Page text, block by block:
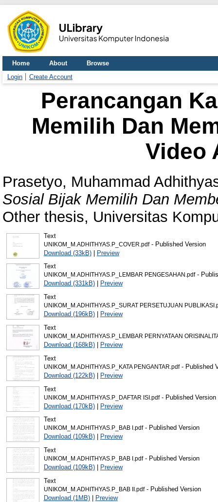
Home About
Browse
Login
Create Account
Perancangan
Memilih Dan
Video
Prasetyo, Muhammad
Sosial Bijak Memilih Dan
Other thesis, Universitas
Text
UNIKOM_M.ADHITHYAS.P_COVER.pdf- Published Version
Download (33kB)| Preview
Text
UNIKOM_M.ADHITHYAS.P_LEMBAR PENGESAHAN.pdf-
Download (331kB)|
Preview
Text
UNIKOM_M.ADHITHYAS.P_SURAT PERSETUJUAN
Download (196kB)|
Preview
Text
UNIKOM_M.ADHITHYAS.P_LEMBAR PERNYATAAN
Download (168kB)|
Preview
Text
UNIKOM_M.ADHITHYAS.P_KATA PENGANTAR.pdf- Published
Download (122kB)|
Preview
Text
UNIKOM_M.ADHITHYAS.P_DAFTAR ISI.pdf- Published Version
Download (170kB)| Preview
Text
UNIKOM_M.ADHITHYAS.P_BAB I.pdf- Published Version
Download (109kB)|
Preview
Text
UNIKOM_M.ADHITHYAS.P_BAB I.pdf- Published Version
Download (109kB)|
Preview
Text
UNIKOM_M.ADHITHYAS.P_BAB II.pdf- Published Version
Download (1MB)|
Preview